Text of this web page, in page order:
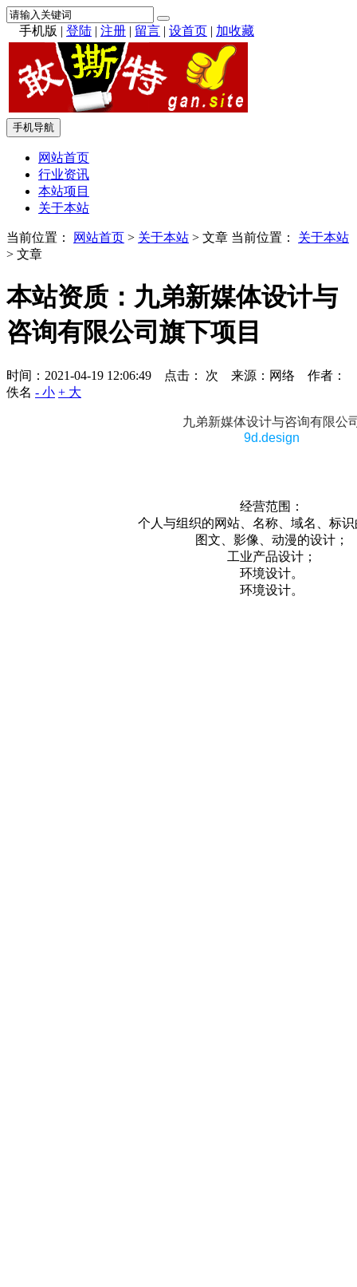
手机版 | 登陆 | 注册 | 留言 | 设首页 | 加收藏
手机导航
网站首页
行业资讯
本站项目
关于本站
当前位置： 网站首页 > 关于本站 > 文章 当前位置： 关于本站
> 文章
本站资质：九弟新媒体设计与
咨询有限公司旗下项目
时间：2021-04-19 12:06:49 点击： 次 来源：网络 作者：
佚名 - 小 + 大
九弟新媒体设计与咨询有限公
9d.design
经营范围：
个人与组织的网站、名称、域名、标
图文、影像、动漫的设计；
工业产品设计；
环境设计。
环境设计。